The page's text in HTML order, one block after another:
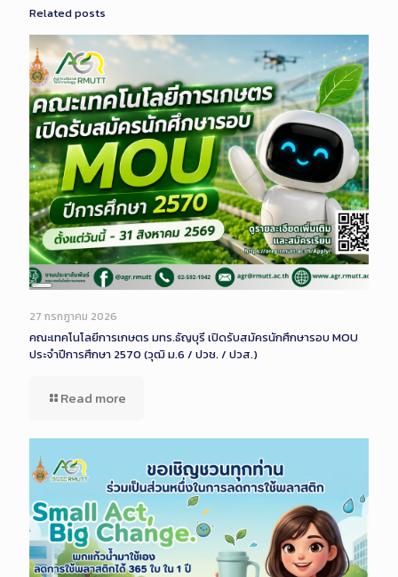
Related posts
Long
Description
27 กรกฎาคม 2026
คณะเทคโนโลยีการเกษตร มทร.ธัญบุรี เปิดรับสมัครนักศึกษารอบ MOU
ประจำปีการศึกษา 2570 (วุฒิ ม.6 / ปวช. / ปวส.)
Read more